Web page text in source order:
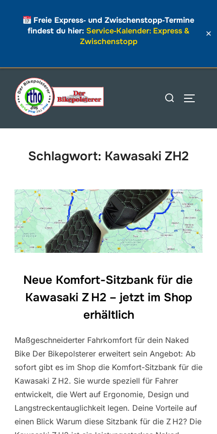
Inhalt
springen
Freie Express‑ und Zwischenstopp‑Termine
findest du hier: Service‑Kalender: Express &
Zwischenstopp
✕
Suchen
Schlagwort: Kawasaki ZH2
Neue Komfort-Sitzbank für die
Kawasaki Z H2 – jetzt im Shop
erhältlich
Maßgeschneiderter Fahrkomfort für dein Naked
Bike Der Bikepolsterer erweitert sein Angebot: Ab
sofort gibt es im Shop die Komfort-Sitzbank für die
Kawasaki Z H2. Sie wurde speziell für Fahrer
entwickelt, die Wert auf Ergonomie, Design und
Langstreckentauglichkeit legen. Deine Vorteile auf
einen Blick Warum diese Sitzbank für die Z H2? Die